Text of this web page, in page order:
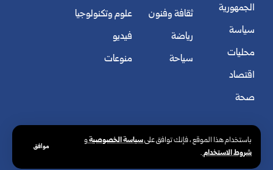
باستخدام هذا الموقع ، فإنك توافق علىسياسة الخصوصيةو
شروط الاستخدام.
موافق
الجمهورية
سياسة
محليات
اقتصاد
صحة
ثقافة وفنون
رياضة
سياحة
علوم وتكنولوجيا
فيديو
منوعات
© الوكالة العربية السورية للأنباء. كافة الحقوق محفوظة.